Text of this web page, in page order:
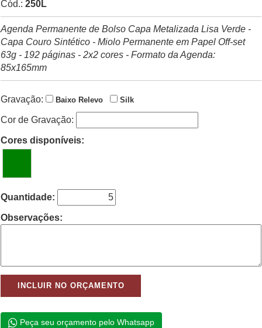
Cód.: 250L
Agenda Permanente de Bolso Capa Metalizada Lisa Verde -
Capa Couro Sintético - Miolo Permanente em Papel Off-set
63g - 192 páginas - 2x2 cores - Formato da Agenda:
85x165mm
Gravação: Baixo Relevo Silk
Cor de Gravação:
Cores disponíveis:
Quantidade:
Observações:
Peça seu orçamento pelo Whatsapp